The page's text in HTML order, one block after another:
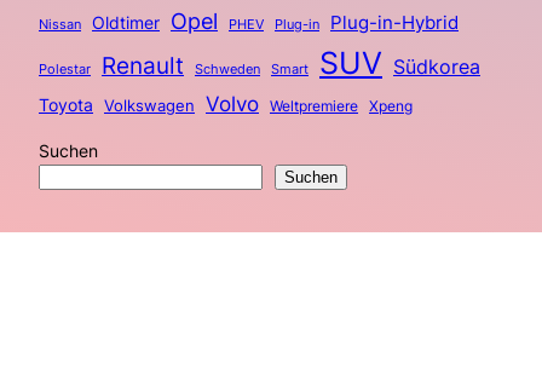
Nissan Oldtimer Opel PHEV Plug-in Plug-in-Hybrid
Polestar Renault Schweden Smart SUV Südkorea
Toyota Volkswagen Volvo Weltpremiere Xpeng
Suchen
Suchen